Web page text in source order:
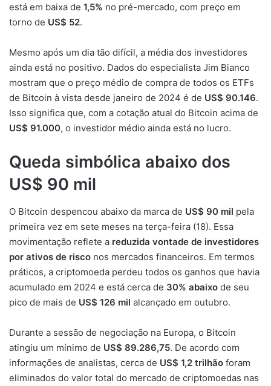
está em baixa de 1,5% no pré-mercado, com preço em
torno de US$ 52.
Mesmo após um dia tão difícil, a média dos investidores
ainda está no positivo. Dados do especialista Jim Bianco
mostram que o preço médio de compra de todos os ETFs
de Bitcoin à vista desde janeiro de 2024 é de US$ 90.146.
Isso significa que, com a cotação atual do Bitcoin acima de
US$ 91.000, o investidor médio ainda está no lucro.
Queda simbólica abaixo dos
US$ 90 mil
O Bitcoin despencou abaixo da marca de US$ 90 mil pela
primeira vez em sete meses na terça-feira (18). Essa
movimentação reflete a reduzida vontade de investidores
por ativos de risco nos mercados financeiros. Em termos
práticos, a criptomoeda perdeu todos os ganhos que havia
acumulado em 2024 e está cerca de 30% abaixo de seu
pico de mais de US$ 126 mil alcançado em outubro.
Durante a sessão de negociação na Europa, o Bitcoin
atingiu um mínimo de US$ 89.286,75. De acordo com
informações de analistas, cerca de US$ 1,2 trilhão foram
eliminados do valor total do mercado de criptomoedas nas